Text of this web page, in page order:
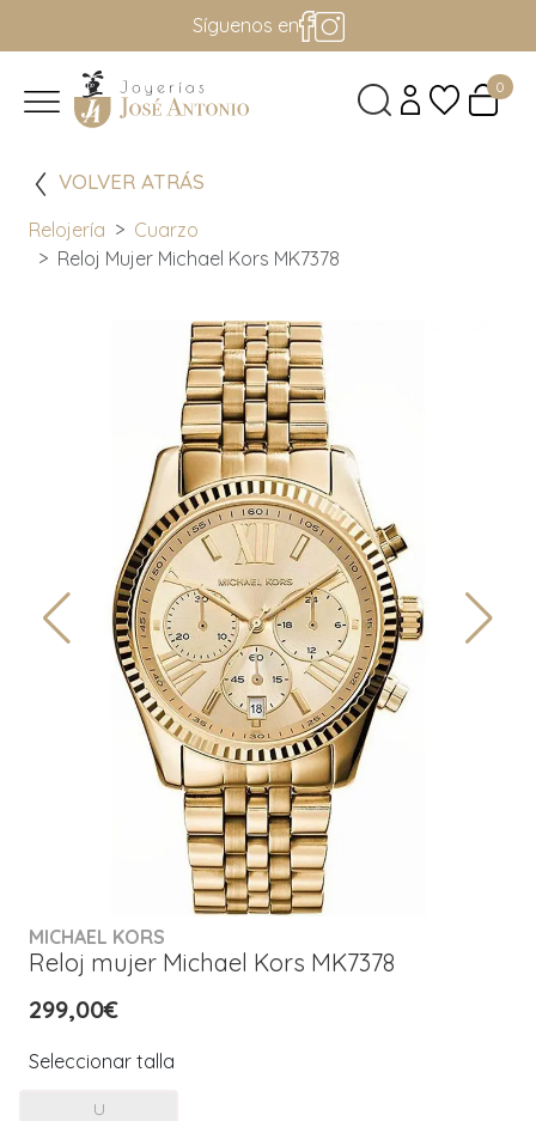
Síguenos en
0
VOLVER ATRÁS
Relojería
Cuarzo
Reloj Mujer Michael Kors MK7378
MICHAEL KORS
Reloj mujer Michael Kors MK7378
299,00€
Seleccionar talla
U